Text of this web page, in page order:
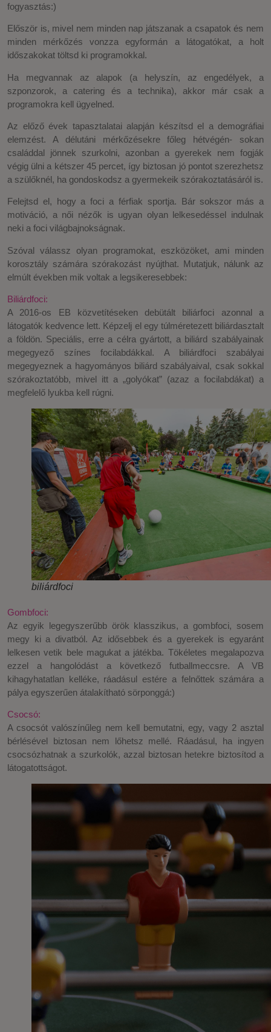
fogyasztás:)
Először is, mivel nem minden nap játszanak a csapatok és nem
minden mérkőzés vonzza egyformán a látogatókat, a holt
időszakokat töltsd ki programokkal.
Ha megvannak az alapok (a helyszín, az engedélyek, a
szponzorok, a catering és a technika), akkor már csak a
programokra kell ügyelned.
Az előző évek tapasztalatai alapján készítsd el a demográfiai
elemzést. A délutáni mérkőzésekre főleg hétvégén- sokan
családdal jönnek szurkolni, azonban a gyerekek nem fogják
végig ülni a kétszer 45 percet, így biztosan jó pontot szerezhetsz
a szülőknél, ha gondoskodsz a gyermekeik szórakoztatásáról is.
Felejtsd el, hogy a foci a férfiak sportja. Bár sokszor más a
motiváció, a női nézők is ugyan olyan lelkesedéssel indulnak
neki a foci világbajnokságnak.
Szóval válassz olyan programokat, eszközöket, ami minden
korosztály számára szórakozást nyújthat. Mutatjuk, nálunk az
elmúlt években mik voltak a legsikeresebbek:
Biliárdfoci:
A 2016-os EB közvetítéseken debütált biliárfoci azonnal a
látogatók kedvence lett. Képzelj el egy túlméretezett biliárdasztalt
a földön. Speciális, erre a célra gyártott, a biliárd szabályainak
megegyező színes focilabdákkal. A biliárdfoci szabályai
megegyeznek a hagyományos biliárd szabályaival, csak sokkal
szórakoztatóbb, mivel itt a „golyókat” (azaz a focilabdákat) a
megfelelő lyukba kell rúgni.
biliárdfoci
Gombfoci:
Az egyik legegyszerűbb örök klasszikus, a gombfoci, sosem
megy ki a divatból. Az idősebbek és a gyerekek is egyaránt
lelkesen vetik bele magukat a játékba. Tökéletes megalapozva
ezzel a hangolódást a következő futballmeccsre. A VB
kihagyhatatlan kelléke, ráadásul estére a felnőttek számára a
pálya egyszerűen átalakítható sörponggá:)
Csocsó:
A csocsót valószínűleg nem kell bemutatni, egy, vagy 2 asztal
bérlésével biztosan nem lőhetsz mellé. Ráadásul, ha ingyen
csocsózhatnak a szurkolók, azzal biztosan hetekre biztosítod a
látogatottságot.